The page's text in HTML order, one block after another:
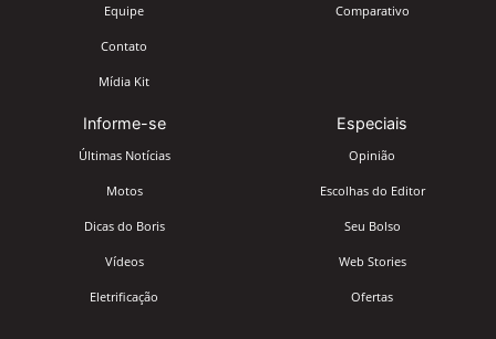
Equipe
Contato
Mídia Kit
Comparativo
Informe-se
Últimas Notícias
Motos
Dicas do Boris
Vídeos
Eletrificação
Especiais
Opinião
Escolhas do Editor
Seu Bolso
Web Stories
Ofertas